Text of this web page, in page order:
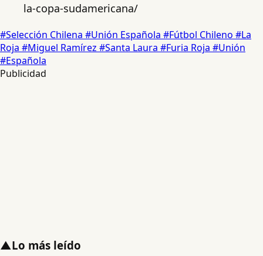
la-copa-sudamericana/
#Selección Chilena #Unión Española #Fútbol Chileno #La
Roja #Miguel Ramírez #Santa Laura #Furia Roja #Unión
#Española
Publicidad
▲Lo más leído